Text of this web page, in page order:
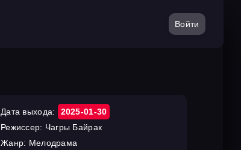
Войти
Дата выхода:
2025-01-30
Режиссер: Чагры Байрак
Жанр: Мелодрама